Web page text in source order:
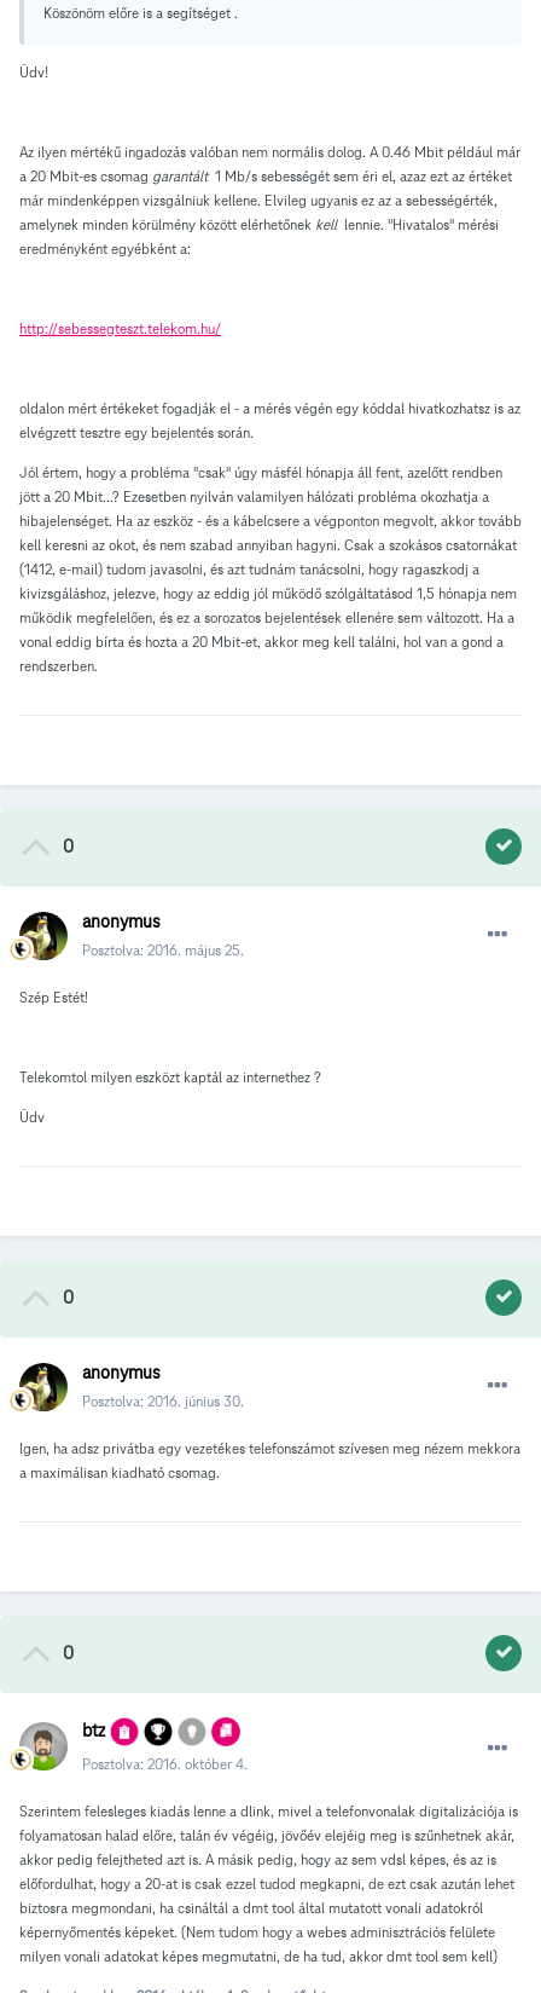
Köszönöm előre is a segítséget .
Üdv!
Az ilyen mértékű ingadozás valóban nem normális dolog. A 0.46 Mbit például már
a 20 Mbit-es csomag garantált 1 Mb/s sebességét sem éri el, azaz ezt az értéket
már mindenképpen vizsgálniuk kellene. Elvileg ugyanis ez az a sebességérték,
amelynek minden körülmény között elérhetőnek kelllennie. "Hivatalos" mérési
eredményként egyébként a:
http://sebessegteszt.telekom.hu/
oldalon mért értékeket fogadják el - a mérés végén egy kóddal hivatkozhatsz is az
elvégzett tesztre egy bejelentés során.
Jól értem, hogy a probléma "csak" úgy másfél hónapja áll fent, azelőtt rendben
jött a 20 Mbit...? Ezesetben nyilván valamilyen hálózati probléma okozhatja a
hibajelenséget. Ha az eszköz - és a kábelcsere a végponton megvolt, akkor tovább
kell keresni az okot, és nem szabad annyiban hagyni. Csak a szokásos csatornákat
(1412, e-mail) tudom javasolni, és azt tudnám tanácsolni, hogy ragaszkodj a
kivizsgáláshoz, jelezve, hogy az eddig jól működő szólgáltatásod 1,5 hónapja nem
működik megfelelően, és ez a sorozatos bejelentések ellenére sem változott. Ha a
vonal eddig bírta és hozta a 20 Mbit-et, akkor meg kell találni, hol van a gond a
rendszerben.
0
anonymus
Posztolva: 2016. május 25.
Szép Estét!
Telekomtol milyen eszközt kaptál az internethez ?
Üdv
0
anonymus
Posztolva: 2016. június 30.
Igen, ha adsz privátba egy vezetékes telefonszámot szívesen meg nézem mekkora
a maximálisan kiadható csomag.
0
btz
Posztolva: 2016. október 4.
Szerintem felesleges kiadás lenne a dlink, mivel a telefonvonalak digitalizációja is
folyamatosan halad előre, talán év végéig, jövőév elejéig meg is szűnhetnek akár,
akkor pedig felejtheted azt is. A másik pedig, hogy az sem vdsl képes, és az is
előfordulhat, hogy a 20-at is csak ezzel tudod megkapni, de ezt csak azután lehet
biztosra megmondani, ha csináltál a dmt tool által mutatott vonali adatokról
képernyőmentés képeket. (Nem tudom hogy a webes adminisztrációs felülete
milyen vonali adatokat képes megmutatni, de ha tud, akkor dmt tool sem kell)